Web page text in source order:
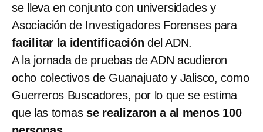
se lleva en conjunto con universidades y
Asociación de Investigadores Forenses para
facilitar la identificación del ADN.
A la jornada de pruebas de ADN acudieron
ocho colectivos de Guanajuato y Jalisco, como
Guerreros Buscadores, por lo que se estima
que las tomas se realizaron a al menos 100